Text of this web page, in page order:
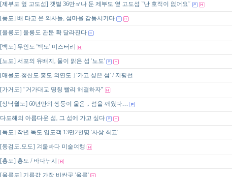
[제부도 옆 고도섬] 갯벌 36만㎡나 둔 제부도 옆 고도섬 "난 호적이 없어요"
[풍도] 배 타고 온 의사들, 섬마을 감동시키다
[울릉도] 울릉도 관문 확 달라진다
[백도] 무인도 '백도' 미스터리
[노도] 서포의 유배지, 물이 맑은 섬 '노도'
[매물도.청산도.홍도.외연도 ] '가고 싶은 섬' / 지평선
[가거도] "거가대교 명칭 빨리 해결하자"
[상낙월도] 60년만의 쌍둥이 울음，섬을 깨웠다…
다도해의 아름다운 섬, 그 섬에 가고 싶다
[독도] 작년 독도 입도객 13만2천명 '사상 최고'
[동검도.모도] 겨울바다 미술여행
[홍도] 홍도 / 바다낚시
[울릉도] 기름값 가장 비싼곳 '울릉'